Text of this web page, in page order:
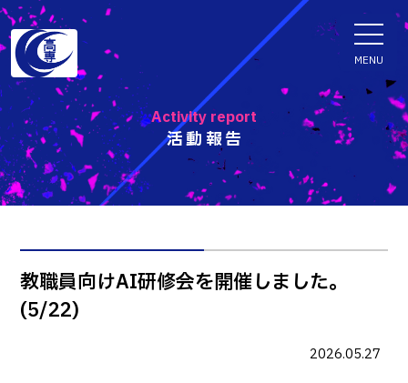
活動報告
Activity report
教職員向けAI研修会を開催しました。
(5/22)
2026.05.27
MENU
ENGLISH
学科・専攻科
電子情報学系学科
知能制御情報工学科
情報工学科
融合・複合工学系学科
入試情報
入試速報